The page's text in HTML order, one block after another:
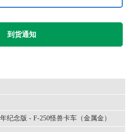
到货通知
纪念版 - F-250怪兽卡车（金属金）